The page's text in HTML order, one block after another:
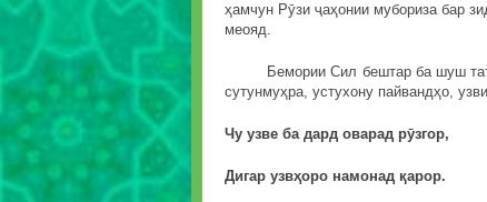
ҳамчун Рӯзи ҷаҳонии мубориза бар
меояд.
Бемории Сил бештар ба шуш
сутунмуҳра, устухону пайвандҳо,
Чу узве ба дард оварад рӯзгор,
Дигар узвҳоро намонад қарор.